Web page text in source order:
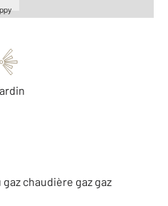
chaudière gaz gaz